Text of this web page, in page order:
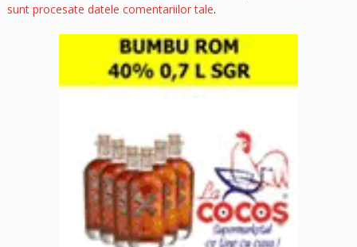
sunt procesate datele comentariilor tale.